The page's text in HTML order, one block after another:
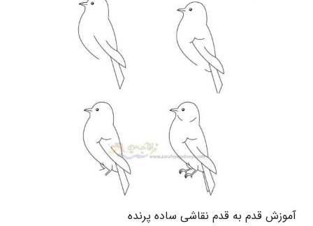
آموزش قدم به قدم نقاشی ساده پرنده